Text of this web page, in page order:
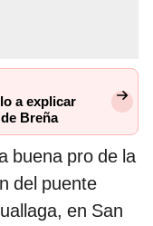
a explicar
Breña
buena pro de la
del puente
en San